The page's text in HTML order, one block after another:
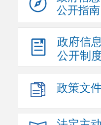
公开指南
政府信息
公开制
政策文